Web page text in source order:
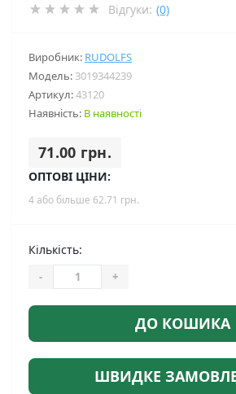
Відгуки: (0)
Виробник: RUDOLFS
Модель: 3019344239
Артикул:43120
Наявність: В наявності
71.00 грн.
ОПТОВІ ЦІНИ:
4 або більше 62.71 грн.
Кількість:
- +
ДО КОШИКА
ШВИДКЕ